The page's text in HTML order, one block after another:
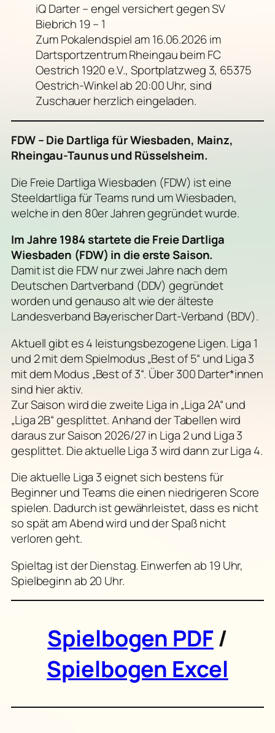
iQ Darter – engel versichert gegen SV
Biebrich 19 – 1
Zum Pokalendspiel am 16.06.2026 im
Dartsportzentrum Rheingau beim FC
Oestrich 1920 e.V., Sportplatzweg 3, 65375
Oestrich-Winkel ab 20:00 Uhr, sind
Zuschauer herzlich eingeladen.
FDW – Die Dartliga für Wiesbaden, Mainz,
Rheingau-Taunus und Rüsselsheim.
Die Freie Dartliga Wiesbaden (FDW) ist eine
Steeldartliga für Teams rund um Wiesbaden,
welche in den 80er Jahren gegründet wurde.
Im Jahre 1984 startete die Freie Dartliga
Wiesbaden (FDW) in die erste Saison.
Damit ist die FDW nur zwei Jahre nach dem
Deutschen Dartverband (DDV) gegründet
worden und genauso alt wie der älteste
Landesverband Bayerischer Dart-Verband (BDV).
Aktuell gibt es 4 leistungsbezogene Ligen. Liga 1
und 2 mit dem Spielmodus „Best of 5“ und Liga 3
mit dem Modus „Best of 3“. Über 300 Darter*innen
sind hier aktiv.
Zur Saison wird die zweite Liga in „Liga 2A“ und
„Liga 2B“ gesplittet. Anhand der Tabellen wird
daraus zur Saison 2026/27 in Liga 2 und Liga 3
gesplittet. Die aktuelle Liga 3 wird dann zur Liga 4.
Die aktuelle Liga 3 eignet sich bestens für
Beginner und Teams die einen niedrigeren Score
spielen. Dadurch ist gewährleistet, dass es nicht
so spät am Abend wird und der Spaß nicht
verloren geht.
Spieltag ist der Dienstag. Einwerfen ab 19 Uhr,
Spielbeginn ab 20 Uhr.
Spielbogen PDF/
Spielbogen Excel